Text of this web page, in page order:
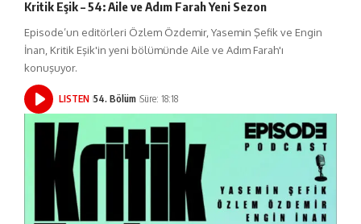
Kritik Eşik – 54: Aile ve Adım Farah Yeni Sezon
Episode’un editörleri Özlem Özdemir, Yasemin Şefik ve Engin
İnan, Kritik Eşik'in yeni bölümünde Aile ve Adım Farah'ı
konuşuyor.
LISTEN 54. Bölüm Süre: 18:18